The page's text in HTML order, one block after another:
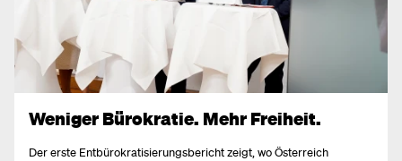
Weniger Bürokratie. Mehr Freiheit.
Der erste Entbürokratisierungs­bericht zeigt, wo Österreich